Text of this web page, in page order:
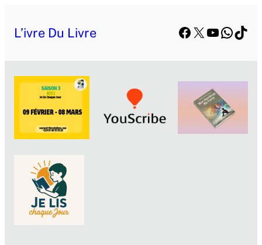
L’ivre Du Livre Facebook
X YouTube